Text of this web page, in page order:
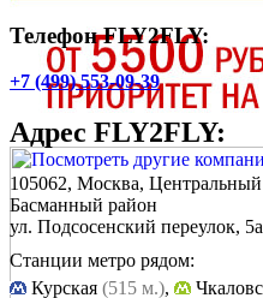
Телефон FLY2FLY:
+7 (499) 553-09-39
Адрес FLY2FLY:
105062, Москва,
Басманный район
ул. Подсосенский переулок, 5а
Станции метро рядом:
Курская (515 м.),